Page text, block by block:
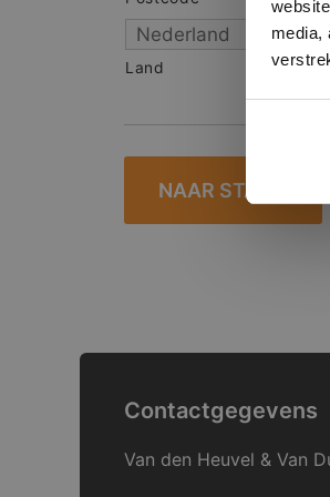
media,
Land
Contactgegevens
Van den Heuvel & Van